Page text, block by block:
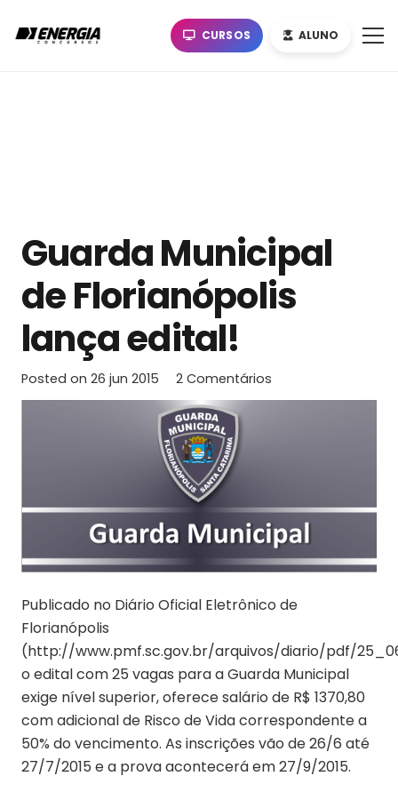
CURSOS ALUNO
Guarda Municipal
de Florianópolis
lança edital!
Posted on 26 jun 2015 2Comentários
Publicado no Diário Oficial Eletrônico de
Florianópolis
(http://www.pmf.sc.gov.br/arquivos/diario/pdf/
o edital com 25 vagas para a Guarda Municipal
exige nível superior, oferece salário de R$ 1370,80
com adicional de Risco de Vida correspondente a
50% do vencimento. As inscrições vão de 26/6 até
27/7/2015 e a prova acontecerá em 27/9/2015.